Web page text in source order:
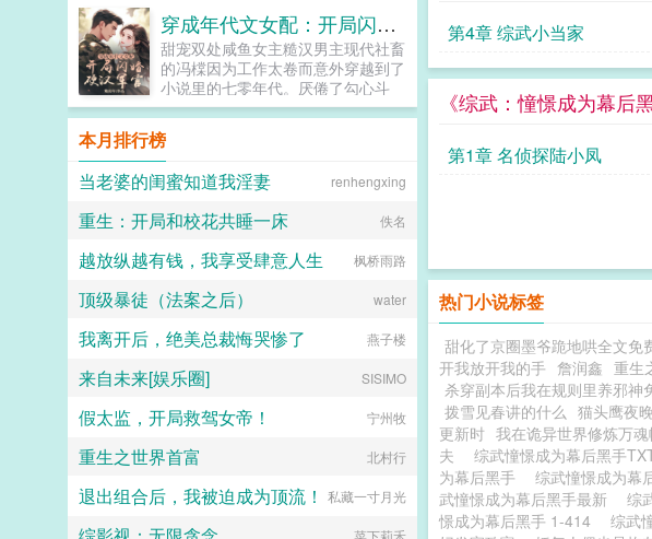
第4章 综武小当家
《综武：憧憬成为幕后
第1章 名侦探陆小凤
热门小说标签
甜化了京圈墨爷跪地哄全文免
开我放开我的手 詹润鑫 重生
杀穿副本后我在规则里养邪神
拨雪见春讲的什么 猫头鹰夜
更新时 我在诡异世界修炼万魂
夫
综武憧憬成为幕后黑手
为幕后黑手
综武憧憬成为幕
武憧憬成为幕后黑手最新
综
憬成为幕后黑手 1-414
综武
高冷美强囚凤帝王受食用注意■时代
架春秋平行时期，称呼及势力地图有
私设。双方无任何亲缘关系，质子到
他国后，称国君为父王。■端水互宠
相爱相杀年龄差7岁年下强强身心
（作者广告位3啵啵）■古耽戎马踏
秋棠心狠手辣权臣攻x老谋深算谋士
受权臣技能之伺候娇生惯养的公子哥
卫攻x狠戾变态王爷受被王爷一个巴
骚大将军x骄扬富贵小少爷被老婆倒
东幻众神审判日疯批大佬x高冷之花
遇到一个顶级疯批罪犯。想杀我？试
失眠的霸总，被手段高超的pua心理
治成了恋爱脑...
天回去早，意外发现他竟然有尾勾？
路过雌虫等等？路过雌虫什么？无数
虫震惊点进这个直播间直到下播都没
人走。新号开播当晚，空降top榜！
时寸瑾一战爆火，纯爱战神席卷糙汉
虫族世界观！越来越多雌虫蹲守直播
间，嘲讽蔑视直说不可能有雄虫阁下
会这样！然后耿直打赏。继室友后，
主播又推出同事医生…等系列纯爱狗
血小说令这群单身寡雌欲罢不能！狂
热追捧！谁都想知道主播是谁！可没
虫能找到。直到有一天向来准时的主
播发了停播通知卷入胡蜂族大战，星
网不稳定，停更。守着直播开播的百
万雌虫？？？悄悄潜水追更的双方统
领停战！紧急停战！先把老师送出
去！！内战可以输，单身雌虫梦之信
仰不能死！！早在发出通知前，时寸
瑾就已脱离危险。谁能想原作者笔力
驾驭不住的狂气拽比受，私底下其实
爱追狗血故事，还悄悄成为他的榜
一，网恋上头愿意直冲战区救cp这会
酷哥脸上带血，眼神阴桀，神情恐怖
骇人。可那双搂着雄虫的手正不停发
抖，动作局促又紧又勒，时寸瑾被抱
得不舒服挣了一下。阿努什卡立刻单
膝跪下小心牵住他的手，有点语无伦
他重新醒来时，大唐所有人的命运，
都将发生改变。...
算负责？陆黎转身不认人，他霍铎怎
么会缺女人！本以为不会再有交集，
可被他彻底缠上。某天他抵她在墙陆
小姐，咱俩床上挺搭的，霍太太的位
子考虑一下？众人都以为霍铎玩玩而
已，就连陆黎都没当真。后来热搜爆
了图，陆黎切菜划破了手，男人红着
眼圈抱起她乖，以后这些我来干...
穿成年代文女配：开局闪婚硬汉军官
甜宠双处咸鱼女主糙汉男主现代社畜
的冯橖因为工作太卷而意外穿越到了
小说里的七零年代。厌倦了勾心斗
角，为钱拼命的日子的她决心抱住未
婚夫贺南章的粗大腿，好从此过生躺
平摆烂的人生。毕竟这位未婚夫不久
后将会成为书中最强大佬。谁知大佬
不开窍，一心想跟她解除婚约。从此
扑倒贺南章，让他乖乖给自己当靠
起！冯橖有人包办还不好吗？再说了
你！贺南章说的什么胡话！多年后贺
说胡话的！贺南章直接把人扛到婚礼
本月排行榜
当老婆的闺蜜知道我淫妻
renhengxing
重生：开局和校花共睡一床 佚名
越放纵越有钱，我享受肆意人生 枫桥雨路
顶级暴徒（法案之后） water
我离开后，绝美总裁悔哭惨了 燕子楼
来自未来[娱乐圈] SISIMO
假太监，开局救驾女帝！ 宁州牧
重生之世界首富 北村行
退出组合后，我被迫成为顶流！ 私藏一寸月光
菜下莉禾